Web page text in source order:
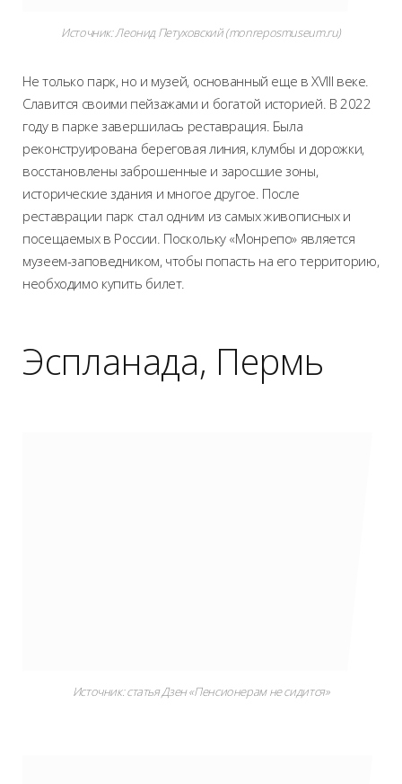
Источник:Леонид Петуховский(monreposmuseum.ru)
Не только парк, но и музей, основанный еще в XVIII веке.
Славится своими пейзажами и богатой историей. В 2022
году в парке завершилась реставрация. Была
реконструирована береговая линия, клумбы и дорожки,
восстановлены заброшенные и заросшие зоны,
исторические здания и многое другое. После
реставрации парк стал одним из самых живописных и
посещаемых в России. Поскольку «Монрепо» является
музеем-заповедником, чтобы попасть на его территорию,
необходимо купить билет.
Эспланада, Пермь
Источник: статья Дзен «Пенсионерам не сидится»